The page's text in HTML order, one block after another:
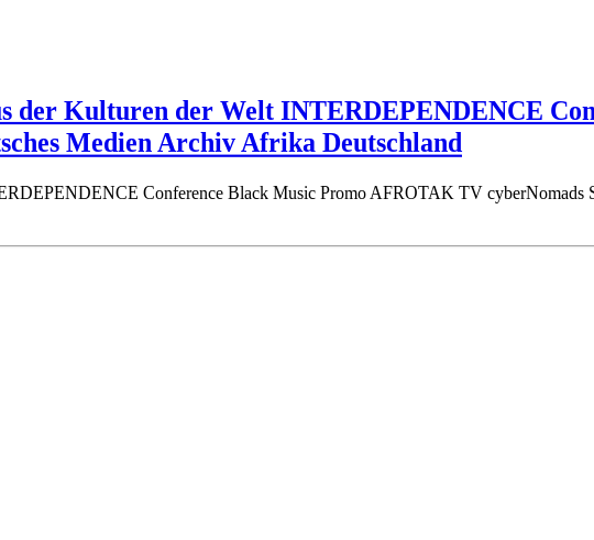
der Kulturen der Welt INTERDEPENDENCE
Medien Archiv Afrika Deutschland
Conference Black Music Promo AFROTAK TV cyberNomads